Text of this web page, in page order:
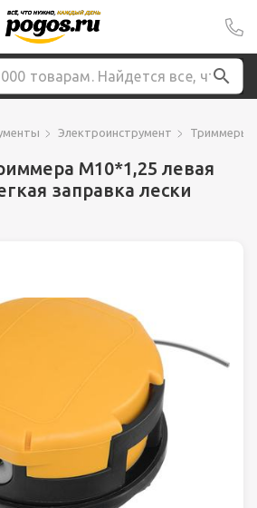
Электроинструмент Триммеры,
М10*1,25 левая
заправка лески